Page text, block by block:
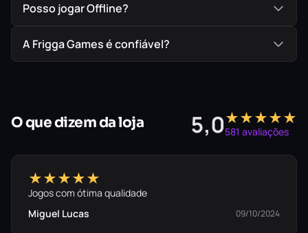
Posso jogar Offline?
A Frigga Games é confiável?
O que dizem da loja 5,0★★★★★
581 avaliações
★★★★★
Jogos com ótima qualidade
Miguel Lucas
09/10/2024